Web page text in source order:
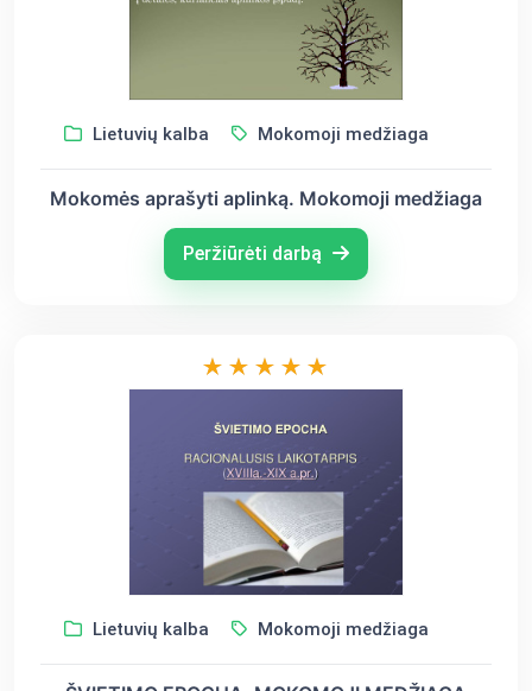
Lietuvių kalba Mokomoji medžiaga
Mokomės aprašyti aplinką. Mokomoji medžiaga
Peržiūrėti darbą
Lietuvių kalba Mokomoji medžiaga